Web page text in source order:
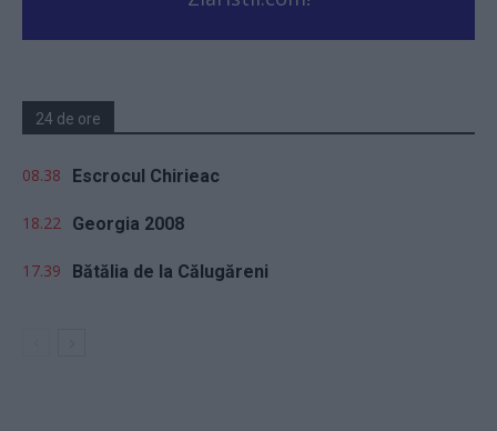
24 de ore
08.38 Escrocul Chirieac
18.22 Georgia 2008
17.39 Bătălia de la Călugăreni